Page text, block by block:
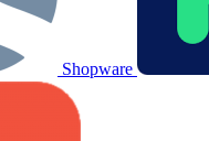
Shopware